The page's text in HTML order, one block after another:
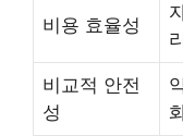
비용 효율성
비교적 안전
성